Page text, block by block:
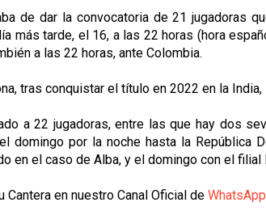
de dar la convocatoria de 21 jugadoras
más tarde, el 16, a las 22 horas (hora
a las 22 horas, ante Colombia.
tras conquistar el título en 2022 en la
a 22 jugadoras, entre las que hay dos
domingo por la noche hasta la
en el caso de Alba, y el domingo con el filial
en nuestro Canal Oficial de WhatsApp